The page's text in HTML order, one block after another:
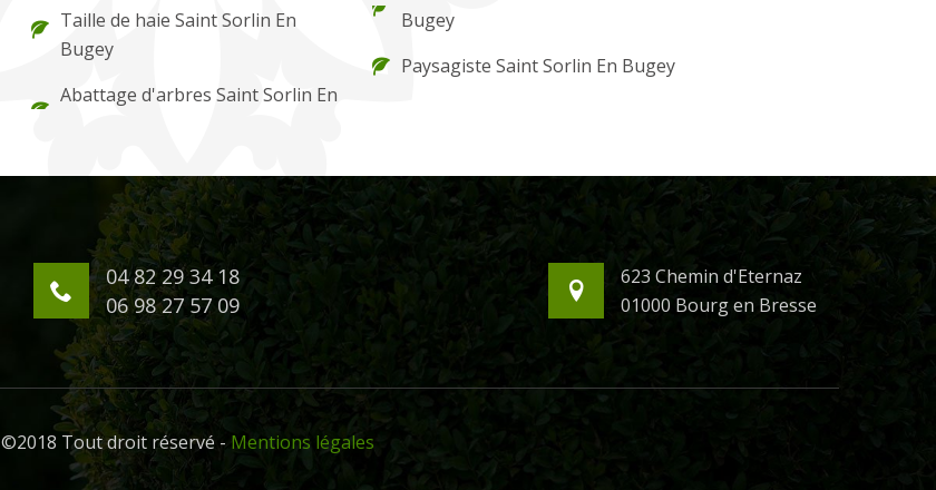
Taille de haie Saint Sorlin En
Bugey
Abattage d'arbres Saint Sorlin En
Bugey
Paysagiste Saint Sorlin En Bugey
04 82 29 34 18
06 98 27 57 09
623 Chemin d'Eternaz
01000 Bourg en Bresse
©2018 Tout droit réservé - Mentions légales